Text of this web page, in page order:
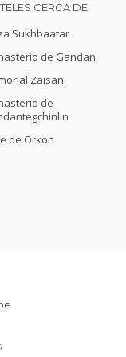
CERCA DE
Sukhbaatar
de Gandan
Zaisan
de
de Orkon